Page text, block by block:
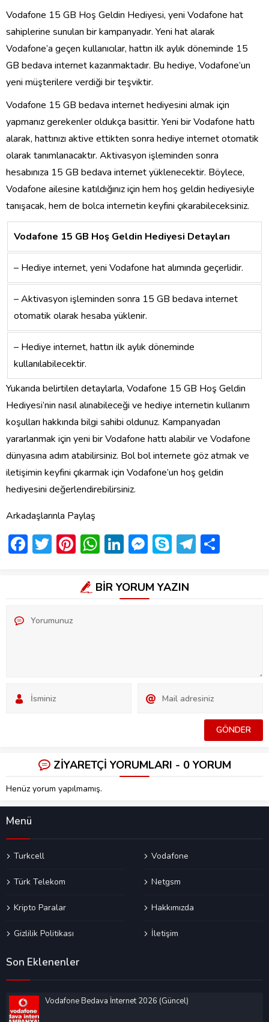
Vodafone 15 GB Hoş Geldin Hediyesi, yeni Vodafone hat
sahiplerine sunulan bir kampanyadır. Yeni hat alarak
Vodafone’a geçen kullanıcılar, hattın ilk aylık döneminde 15
GB bedava internet kazanmaktadır. Bu hediye, Vodafone’un
yeni müşterilere verdiği bir teşviktir.
Vodafone 15 GB bedava internet hediyesini almak için
yapmanız gerekenler oldukça basittir. Yeni bir Vodafone hattı
alarak, hattınızı aktive ettikten sonra hediye internet otomatik
olarak tanımlanacaktır. Aktivasyon işleminden sonra
hesabınıza 15 GB bedava internet yüklenecektir. Böylece,
Vodafone ailesine katıldığınız için hem hoş geldin hediyesiyle
tanışacak, hem de bolca internetin keyfini çıkarabileceksiniz.
Vodafone 15 GB Hoş Geldin Hediyesi Detayları
– Hediye internet, yeni Vodafone hat alımında geçerlidir.
– Aktivasyon işleminden sonra 15 GB bedava internet
otomatik olarak hesaba yüklenir.
– Hediye internet, hattın ilk aylık döneminde
kullanılabilecektir.
Yukarıda belirtilen detaylarla, Vodafone 15 GB Hoş Geldin
Hediyesi’nin nasıl alınabileceği ve hediye internetin kullanım
koşulları hakkında bilgi sahibi oldunuz. Kampanyadan
yararlanmak için yeni bir Vodafone hattı alabilir ve Vodafone
dünyasına adım atabilirsiniz. Bol bol internete göz atmak ve
iletişimin keyfini çıkarmak için Vodafone’un hoş geldin
hediyesini değerlendirebilirsiniz.
Arkadaşlarınla Paylaş
Facebook
Twitter
Pinterest
WhatsApp
LinkedIn
Messenger
Skype
BİR YORUM YAZIN
ZİYARETÇİ YORUMLARI - 0 YORUM
Henüz yorum yapılmamış.
Menü
Turkcell Vodafone
Türk Telekom Netgsm
Kripto Paralar Hakkımızda
Gizlilik Politikası İletişim
Son Eklenenler
Vodafone Bedava İnternet 2026 (Güncel)